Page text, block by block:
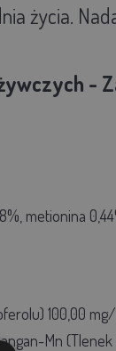
życia.
-
metionina
100,00
Mn (Tlenek